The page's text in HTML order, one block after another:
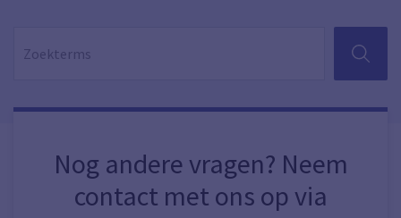
ZOEKEN
Nog andere vragen? Neem
contact met ons op via